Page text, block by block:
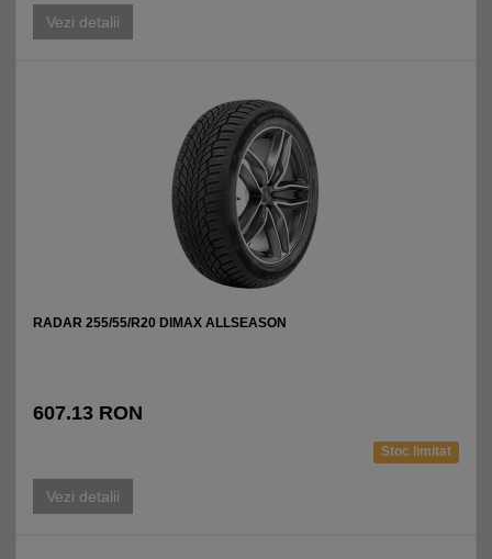
Vezi detalii
RADAR 255/55/R20 DIMAX ALLSEASON
607.13 RON
Stoc limitat
Vezi detalii